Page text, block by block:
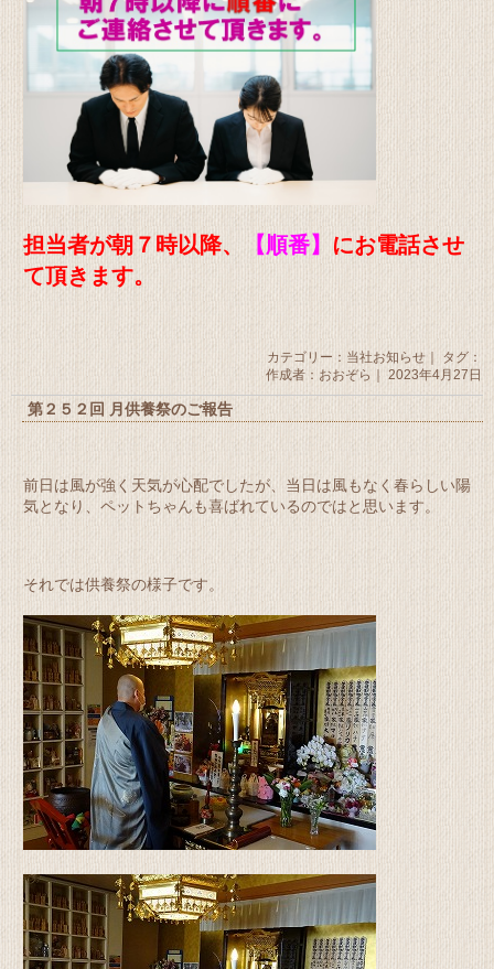
担当者が朝７時以降、 【順番】 にお電話させ
て頂きます。
カテゴリー： 当社お知らせ｜ タグ：
作成者：おおぞら｜ 2023年4月27日
第２５２回 月供養祭のご報告
前日は風が強く天気が心配でしたが、当日は風もなく春らしい陽
気となり、ペットちゃんも喜ばれているのではと思います。
それでは供養祭の様子です。